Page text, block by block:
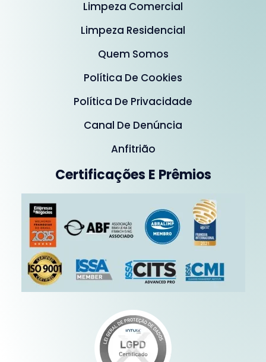
Limpeza Comercial
Limpeza Residencial
Quem Somos
Política De Cookies
Política De Privacidade
Canal De Denúncia
Anfitrião
Certificações E Prêmios